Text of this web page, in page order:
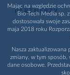
PARTNERZY
Mając na względzie
Bio-Tech Media sp.
dostosowała swoje
maja 2018 roku
Nasza
zmiany, w tym sposób,
dane osobowe.